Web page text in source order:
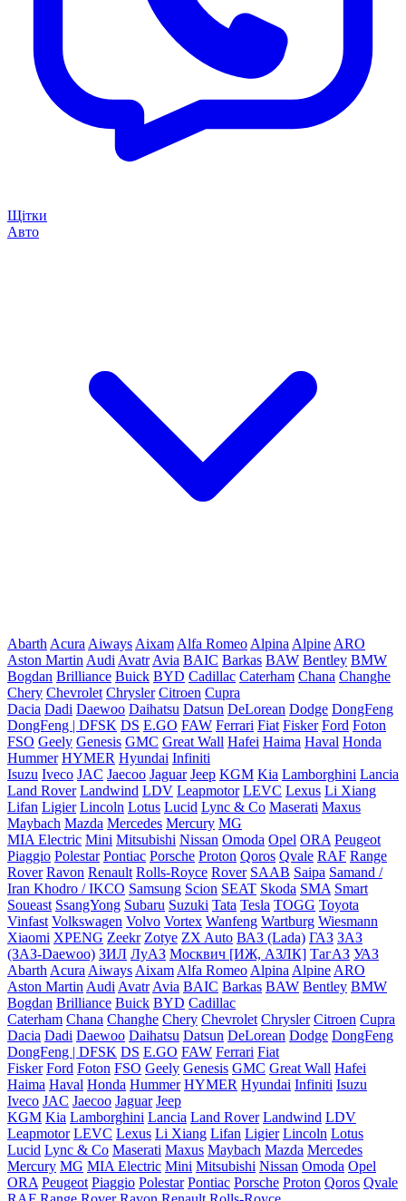
Щітки
Авто
Abarth Acura Aiways Aixam Alfa Romeo Alpina Alpine ARO
Aston Martin Audi Avatr Avia BAIC Barkas BAW Bentley BMW
Bogdan Brilliance Buick BYD Cadillac Caterham Chana Changhe
Chery Chevrolet Chrysler Citroen Cupra
Dacia Dadi Daewoo Daihatsu Datsun DeLorean Dodge DongFeng
DongFeng | DFSK DS E.GO FAW Ferrari Fiat Fisker Ford Foton
FSO Geely Genesis GMC Great Wall Hafei Haima Haval Honda
Hummer HYMER Hyundai Infiniti
Isuzu Iveco JAC Jaecoo Jaguar Jeep KGM Kia Lamborghini Lancia
Land Rover Landwind LDV Leapmotor LEVC Lexus Li Xiang
Lifan Ligier Lincoln Lotus Lucid Lync & Co Maserati Maxus
Maybach Mazda Mercedes Mercury MG
MIA Electric Mini Mitsubishi Nissan Omoda Opel ORA Peugeot
Piaggio Polestar Pontiac Porsche Proton Qoros Qvale RAF Range
Rover Ravon Renault Rolls-Royce Rover SAAB Saipa Samand /
Iran Khodro / IKCO Samsung Scion SEAT Skoda SMA Smart
Soueast SsangYong Subaru Suzuki Tata Tesla TOGG Toyota
Vinfast Volkswagen Volvo Vortex Wanfeng Wartburg Wiesmann
Xiaomi XPENG Zeekr Zotye ZX Auto ВАЗ (Lada) ГАЗ ЗАЗ
(ЗАЗ-Daewoo) ЗИЛ ЛуАЗ Москвич [ИЖ, АЗЛК] ТагАЗ УАЗ
Abarth Acura Aiways Aixam Alfa Romeo Alpina Alpine ARO
Aston Martin Audi Avatr Avia BAIC Barkas BAW Bentley BMW
Bogdan Brilliance Buick BYD Cadillac
Caterham Chana Changhe Chery Chevrolet Chrysler Citroen Cupra
Dacia Dadi Daewoo Daihatsu Datsun DeLorean Dodge DongFeng
DongFeng | DFSK DS E.GO FAW Ferrari Fiat
Fisker Ford Foton FSO Geely Genesis GMC Great Wall Hafei
Haima Haval Honda Hummer HYMER Hyundai Infiniti Isuzu
Iveco JAC Jaecoo Jaguar Jeep
KGM Kia Lamborghini Lancia Land Rover Landwind LDV
Leapmotor LEVC Lexus Li Xiang Lifan Ligier Lincoln Lotus
Lucid Lync & Co Maserati Maxus Maybach Mazda Mercedes
Mercury MG MIA Electric Mini Mitsubishi Nissan Omoda Opel
ORA Peugeot Piaggio Polestar Pontiac Porsche Proton Qoros Qvale